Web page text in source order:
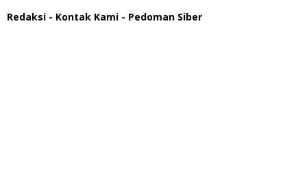
Redaksi - Kontak Kami - Pedoman Siber